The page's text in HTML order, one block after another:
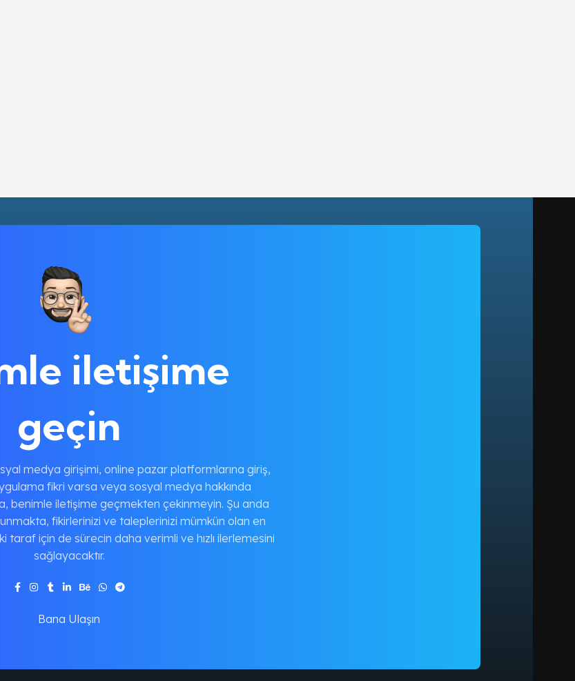
iletişime
geçin
medya girişimi, online pazar platformlarına giriş,
fikri varsa veya sosyal medya hakkında
benimle iletişime geçmekten çekinmeyin. Şu anda
fikirlerinizi ve taleplerinizi mümkün olan en
taraf için de sürecin daha verimli ve hızlı ilerlemesini
sağlayacaktır.
Bana Ulaşın